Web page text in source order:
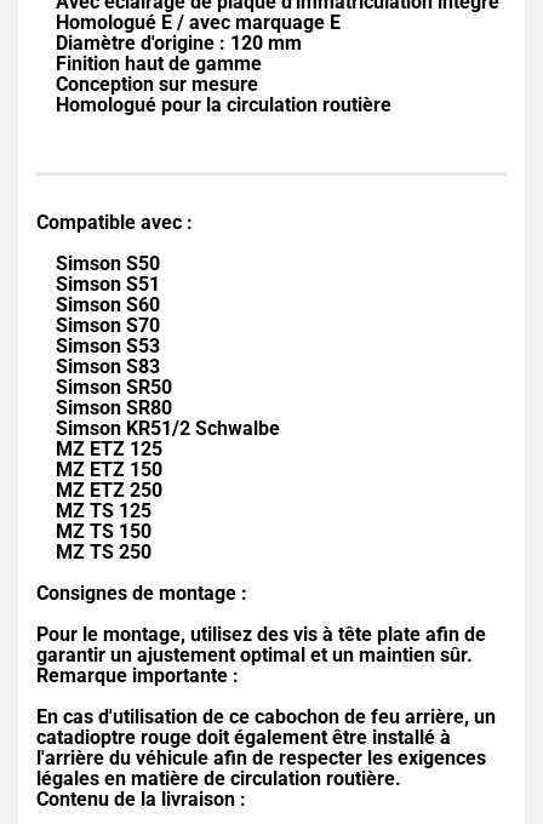
Homologué E / avec marquage E
Diamètre d'origine : 120 mm
Finition haut de gamme
Conception sur mesure
Homologué pour la circulation routière
Compatible avec :
Simson S50
Simson S51
Simson S60
Simson S70
Simson S53
Simson S83
Simson SR50
Simson SR80
Simson KR51/2 Schwalbe
MZ ETZ 125
MZ ETZ 150
MZ ETZ 250
MZ TS 125
MZ TS 150
MZ TS 250
Consignes de montage :
Pour le montage, utilisez des vis à tête plate afin de
garantir un ajustement optimal et un maintien sûr.
Remarque importante :
En cas d'utilisation de ce cabochon de feu arrière, un
catadioptre rouge doit également être installé à
l'arrière du véhicule afin de respecter les exigences
légales en matière de circulation routière.
Contenu de la livraison :